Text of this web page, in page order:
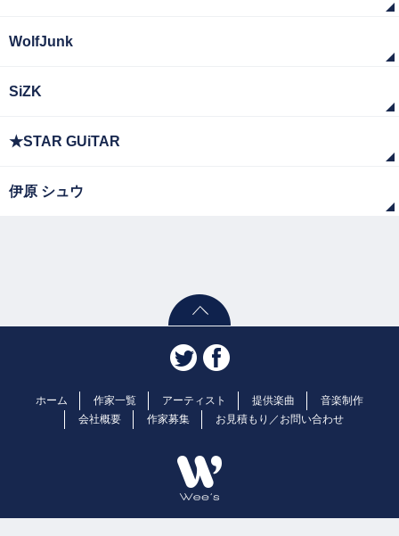
WolfJunk
SiZK
★STAR GUiTAR
伊原 シュウ
ホーム 作家一覧 アーティスト 提供楽曲
音楽制作
会社概要
作家募集 お見積もり／お問い合わせ